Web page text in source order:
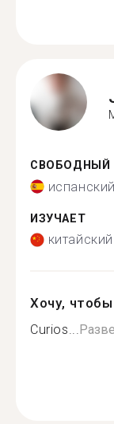
СВОБОДНЫЙ
испанский
ИЗУЧАЕТ
Хочу,
Curios...